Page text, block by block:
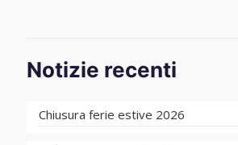
Notizie recenti
Chiusura ferie estive 2026